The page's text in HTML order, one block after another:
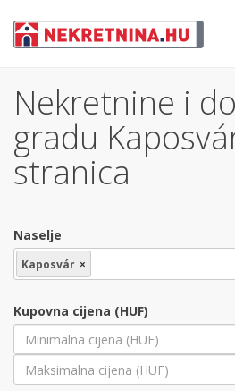
Nekretnine i
gradu
stranica
Naselje
Kaposvár ×
Kupovna cijena (HUF)